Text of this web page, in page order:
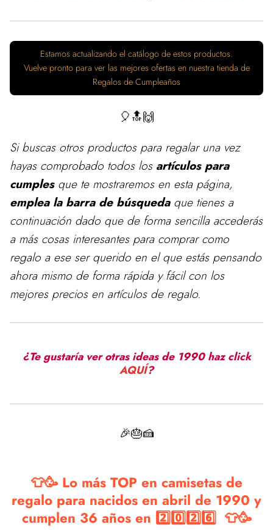
Estamos actualizando el catálogo de estos productos.
Vuelve pronto para ver las mejores ofertas en nuestra tienda de
Regalos de Cumpleaños
🎈🔝🙌
Si buscas otros productos para regalaruna vez
hayas comprobado todos los artículos para
cumplesque te mostraremos en esta página,
emplea la barra de búsquedaque tienes a
continuación dado que de forma sencilla accederás
a más cosas interesantes para comprar como
regalo a ese ser querido en el que estás pensando
ahora mismo de forma rápida y fácil con los
mejores precios en artículos de regalo.
¿Te gustaría ver otras ideas de 1990 haz click
AQUÍ?
🎉🎂🍰
👕🥳 Lo más TOP en camisetas de
regalo para nacidos en abril de 1990 y
cumplen 36 años en 2️⃣0️⃣2️⃣6️⃣ 👕🥳